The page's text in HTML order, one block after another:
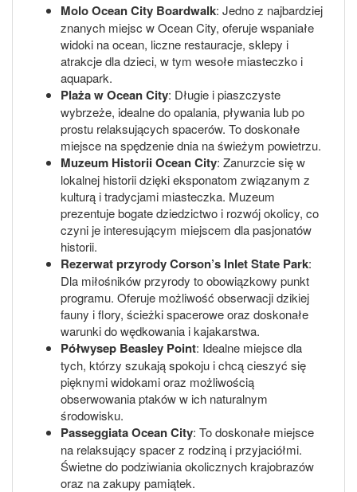
Molo Ocean City Boardwalk: Jedno z najbardziej
znanych miejsc w Ocean City, oferuje wspaniałe
widoki na ocean, liczne restauracje, sklepy i
atrakcje dla dzieci, w tym wesołe miasteczko i
aquapark.
Plaża w Ocean City: Długie i piaszczyste
wybrzeże, idealne do opalania, pływania lub po
prostu relaksujących spacerów. To doskonałe
miejsce na spędzenie dnia na świeżym powietrzu.
Muzeum Historii Ocean City: Zanurzcie się w
lokalnej historii dzięki eksponatom związanym z
kulturą i tradycjami miasteczka. Muzeum
prezentuje bogate dziedzictwo i rozwój okolicy, co
czyni je interesującym miejscem dla pasjonatów
historii.
Rezerwat przyrody Corson’s Inlet State Park:
Dla miłośników przyrody to obowiązkowy punkt
programu. Oferuje możliwość obserwacji dzikiej
fauny i flory, ścieżki spacerowe oraz doskonałe
warunki do wędkowania i kajakarstwa.
Półwysep Beasley Point: Idealne miejsce dla
tych, którzy szukają spokoju i chcą cieszyć się
pięknymi widokami oraz możliwością
obserwowania ptaków w ich naturalnym
środowisku.
Passeggiata Ocean City: To doskonałe miejsce
na relaksujący spacer z rodziną i przyjaciółmi.
Świetne do podziwiania okolicznych krajobrazów
oraz na zakupy pamiątek.